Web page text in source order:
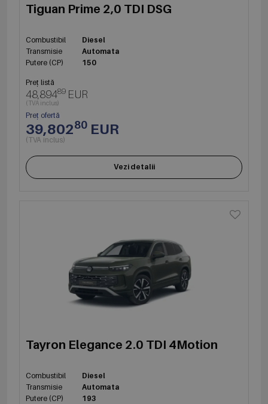
Tiguan Prime 2,0 TDI DSG
Combustibil
Diesel
Transmisie
Automata
Putere (CP)
150
Preț listă
48,89489 EUR
(TVA inclus)
Preț ofertă
39,80280 EUR
(TVA inclus)
Vezi detalii
Tayron Elegance 2.0 TDI 4Motion
Combustibil
Diesel
Transmisie
Automata
Putere (CP)
193